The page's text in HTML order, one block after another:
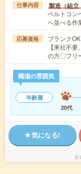
仕事内容 製造（組立
ベルトコン
へ並べる作
応募資格
ブランク
【来社不
の方〇フ
職場の雰囲気
年齢層
20代
気になる!
派